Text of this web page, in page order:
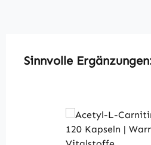
Produktgalerie
Sinnvolle